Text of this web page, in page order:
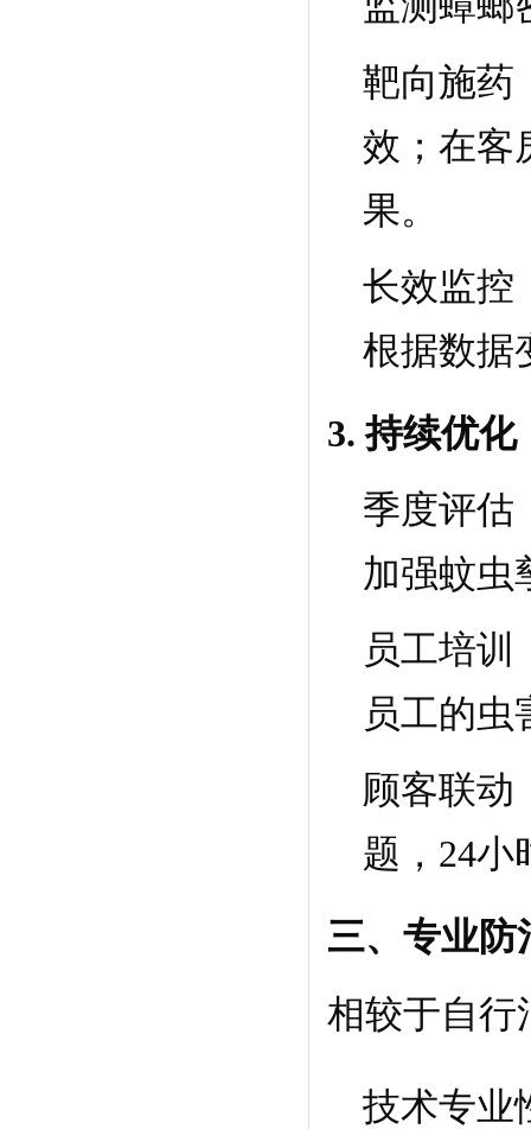
靶向施药
效；在客
果。
长效监控
根据数据
3. 持续优
季度评估
加强蚊虫
员工培训
员工的虫
顾客联动
题，24小
三、专业防
相较于自行
技术专业